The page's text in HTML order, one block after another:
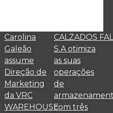
Carolina
Galeão
assume
Direção de
Marketing
da VRC
WAREHOUSE
CALZADOS FAL
S.A otimiza
as suas
operações
de
com três